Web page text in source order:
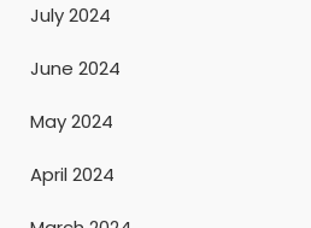
July 2024
June 2024
May 2024
April 2024